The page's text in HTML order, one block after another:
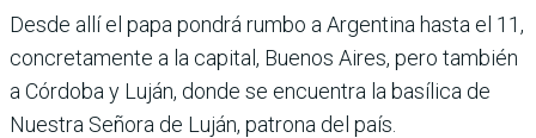
Desde allí el papa pondrá rumbo a Argentina hasta el 11,
concretamente a la capital, Buenos Aires, pero también
a Córdoba y Luján, donde se encuentra la basílica de
Nuestra Señora de Luján, patrona del país.